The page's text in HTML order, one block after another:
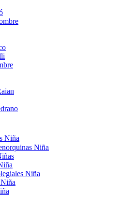
Niña
Niña
Niña